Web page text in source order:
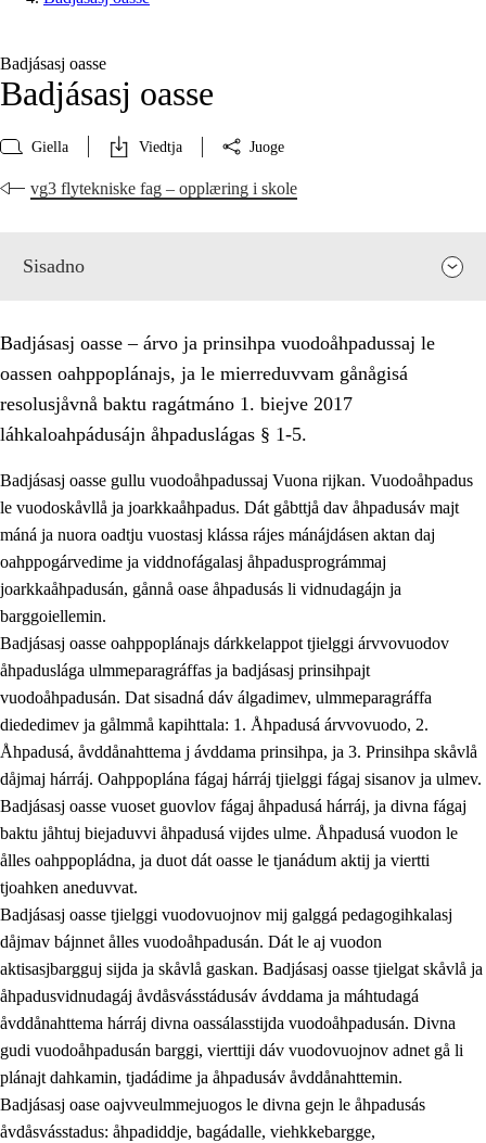
Badjásasj oasse
Badjásasj oasse
Giella Viedtja Juoge
vg3 flytekniske fag – opplæring i skole
Sisadno
Badjásasj oasse – árvo ja prinsihpa vuodoåhpadussaj le
oassen oahppoplánajs, ja le mierreduvvam gånågisá
resolusjåvnå baktu ragátmáno 1. biejve 2017
láhkaloahpádusájn åhpaduslágas § 1-5.
Badjásasj oasse gullu vuodoåhpadussaj Vuona rijkan. Vuodoåhpadus
le vuodoskåvllå ja joarkkaåhpadus. Dát gåbttjå dav åhpadusáv majt
máná ja nuora oadtju vuostasj klássa rájes mánájdásen aktan daj
oahppogárvedime ja viddnofágalasj åhpadusprográmmaj
joarkkaåhpadusán, gånnå oase åhpadusás li vidnudagájn ja
barggoiellemin.
Badjásasj oasse oahppoplánajs dárkkelappot tjielggi árvvovuodov
åhpaduslága ulmmeparagráffas ja badjásasj prinsihpajt
vuodoåhpadusán. Dat sisadná dáv álgadimev, ulmmeparagráffa
diededimev ja gålmmå kapihttala: 1. Åhpadusá árvvovuodo, 2.
Åhpadusá, åvddånahttema j ávddama prinsihpa, ja 3. Prinsihpa skåvlå
dåjmaj hárráj. Oahppoplána fágaj hárráj tjielggi fágaj sisanov ja ulmev.
Badjásasj oasse vuoset guovlov fágaj åhpadusá hárráj, ja divna fágaj
baktu jåhtuj biejaduvvi åhpadusá vijdes ulme. Åhpadusá vuodon le
ålles oahppopládna, ja duot dát oasse le tjanádum aktij ja viertti
tjoahken aneduvvat.
Badjásasj oasse tjielggi vuodovuojnov mij galggá pedagogihkalasj
dåjmav bájnnet ålles vuodoåhpadusán. Dát le aj vuodon
aktisasjbargguj sijda ja skåvlå gaskan. Badjásasj oasse tjielgat skåvlå ja
åhpadusvidnudagáj åvdåsvásstádusáv ávddama ja máhtudagá
åvddånahttema hárráj divna oassálasstijda vuodoåhpadusán. Divna
gudi vuodoåhpadusán barggi, vierttiji dáv vuodovuojnov adnet gå li
plánajt dahkamin, tjadádime ja åhpadusáv åvddånahttemin.
Badjásasj oase oajvveulmmejuogos le divna gejn le åhpadusás
åvdåsvásstadus: åhpadiddje, bagádalle, viehkkebargge,